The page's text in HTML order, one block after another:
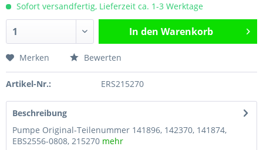
Sofort versandfertig, Lieferzeit ca. 1-3 Werktage
In den Warenkorb
Merken Bewerten
Artikel-Nr.: ERS215270
Beschreibung
Pumpe Original-Teilenummer 141896, 142370, 141874,
EBS2556-0808, 215270 mehr